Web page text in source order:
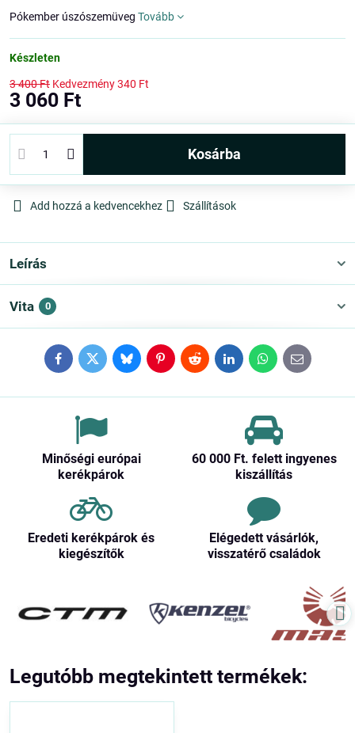
Pókember úszószemüveg Tovább
Készleten
3 400 Ft Kedvezmény340 Ft
3 060 Ft
kosárba
Add hozzá a kedvencekhez Szállítások
Leírás
Vita 0
FacebookTwitterBlueskyPinterestRedditLinkedInWhatsApp
E-
mail
Minőségi európai
kerékpárok
60 000 Ft​. felett ingyenes
kiszállítás
Eredeti kerékpárok és
kiegészítők
Elégedett vásárlók,
visszatérő családok
Legutóbb megtekintett termékek: